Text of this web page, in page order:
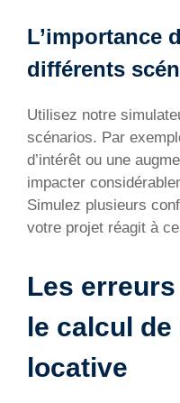
L’importance
différents
Utilisez notre
scénarios. Par
d’intérêt ou une
impacter
Simulez plusieurs
votre projet réagit à
Les
le calcul
locative